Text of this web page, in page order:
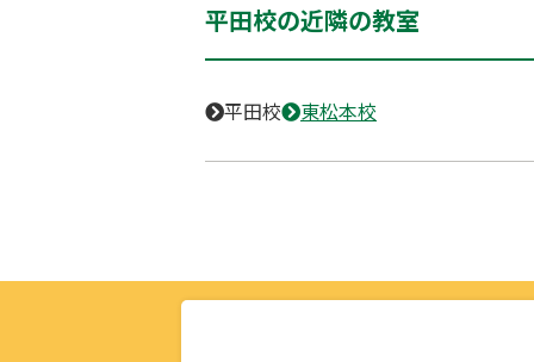
平田校の近隣の教室
平田校 東松本校